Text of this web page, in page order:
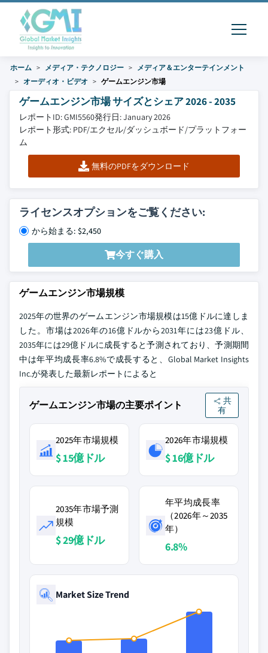
ホーム メディア・テクノロジー
メディア＆エンターテインメント
オーディオ・ビデオ
ゲームエンジン市場
ゲームエンジン市場 サイズとシェア 2026 - 2035
レポートID: GMI5560発行日: January 2026
レポート形式: PDF/エクセル/ダッシュボード/プラットフォー
ム
無料のPDFをダウンロード
ライセンスオプションをご覧ください:
から始まる: $2,450
今すぐ購入
ゲームエンジン市場規模
2025年の世界のゲームエンジン市場規模は15億ドルに達しま
した。市場は2026年の16億ドルから2031年には23億ドル、
2035年には29億ドルに成長すると予測されており、予測期間
中は年平均成長率6.8%で成長すると、Global Market Insights
Inc.が発表した最新レポートによると
ゲームエンジン市場の主要ポイント
共
有
2025年市場規模
$ 15億ドル
2026年市場規模
$ 16億ドル
2035年市場予測
規模
$ 29億ドル
年平均成長率
（2026年～2035
年）
6.8%
Market Size Trend